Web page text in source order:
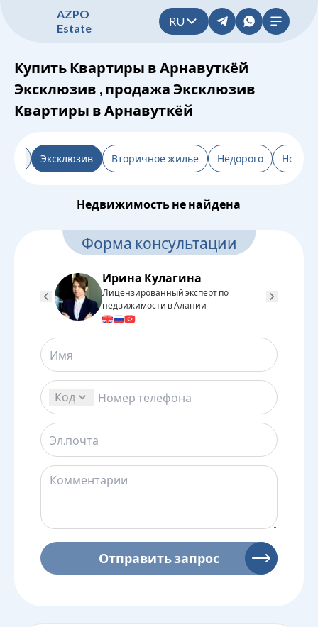
AZPO
Estate
RU
Купить Квартиры в Арнавуткёй
Эксклюзив , продажа Эксклюзив
Квартиры в Арнавуткёй
Вторичное жилье Недорого
Эксклюзив
Недвижимость не найдена
Форма консультации
Ирина Кулагина
Лицензированный эксперт по
недвижимости в Алании
Код
Отправить запрос